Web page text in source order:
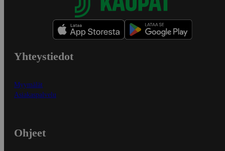
Yhteystiedot
Myymälät
Asiakaspalvelu
Ohjeet